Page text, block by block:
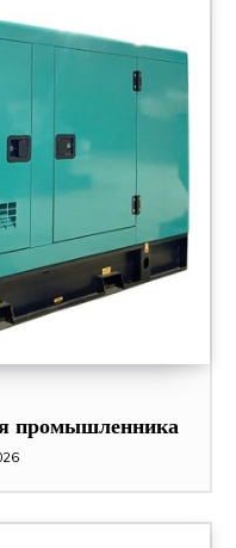
промышленника